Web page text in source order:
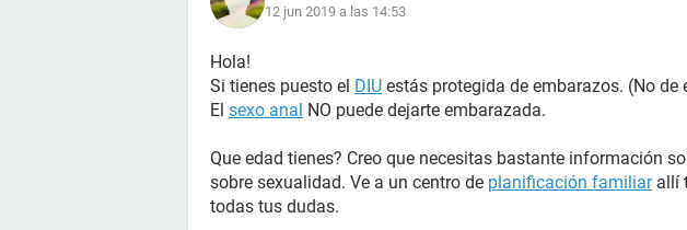
12 jun 2019 a las 14:53
Hola!
Si tienes puesto el DIU estás protegida de embarazos. (No de
El sexo anal NO puede dejarte embarazada.
Que edad tienes? Creo que necesitas bastante información
sobre sexualidad. Ve a un centro de planificación familiarallí
todas tus dudas.